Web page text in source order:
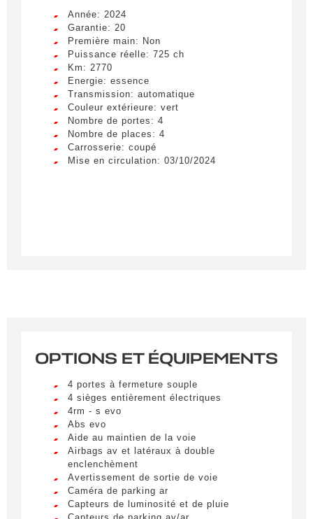
Remplissez le formulaire ci-dessous pour recevoir
une notification par e-mail dès qu’un véhicule
correspondant à vos critères sera disponible.
Civilité *
M.
LIVRAISON PARTOUT EN
FRANCE
Année: 2024
Garantie: 20
Première main: Non
Puissance réelle: 725 ch
Km: 2770
Energie: essence
Transmission: automatique
Couleur extérieure: vert
Nombre de portes: 4
Nombre de places: 4
Carrosserie: coupé
Mise en circulation: 03/10/2024
OPTIONS ET ÉQUIPEMENTS
4 portes à fermeture souple
4 sièges entièrement électriques
4rm - s evo
Abs evo
Aide au maintien de la voie
Airbags av et latéraux à double
enclenchèment
Avertissement de sortie de voie
Caméra de parking ar
Capteurs de luminosité et de pluie